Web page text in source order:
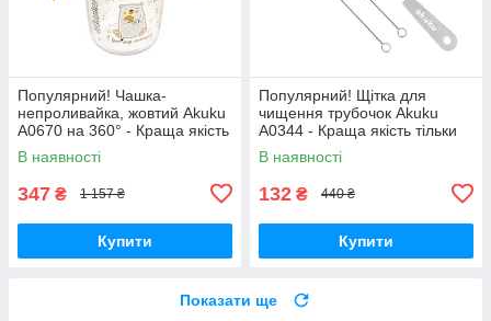
Популярний! Чашка-
непроливайка, жовтий Akuku
A0670 на 360° - Краща якість
тільки на Nukleon.com.ua
В наявності
347 ₴ 1 157 ₴
Купити
Популярний! Щітка для
чищення трубочок Akuku
A0344 - Краща якість тільки
на Nukleon.com.ua
В наявності
132 ₴ 440 ₴
Купити
Показати ще